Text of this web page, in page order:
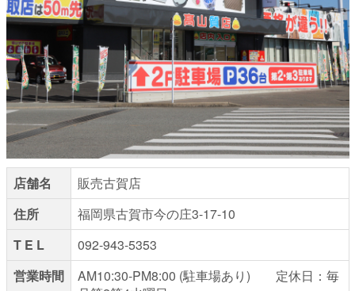
店舗名
販売古賀店
住所
福岡県古賀市今の庄3-17-10
T E L
092-943-5353
営業時間
AM10:30-PM8:00 (駐車場あり) 定休日：毎